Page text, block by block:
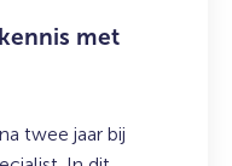
met
twee jaar bij